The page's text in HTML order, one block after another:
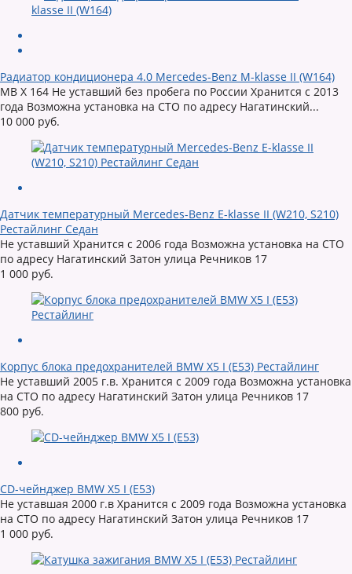
Радиатор кондиционера 4.0 Mercedes-Benz M-klasse II (W164)
MB X 164 Не уставший без пробега по России Хранится с 2013
года Возможна установка на СТО по адресу Нагатинский...
10 000 руб.
Датчик температурный Mercedes-Benz E-klasse II (W210, S210)
Рестайлинг Седан
Не уставший Хранится с 2006 года Возможна установка на СТО
по адресу Нагатинский Затон улица Речников 17
1 000 руб.
Корпус блока предохранителей BMW X5 I (E53) Рестайлинг
Не уставший 2005 г.в. Хранится с 2009 года Возможна установка
на СТО по адресу Нагатинский Затон улица Речников 17
800 руб.
CD-чейнджер BMW X5 I (E53)
Не уставшая 2000 г.в Хранится с 2009 года Возможна установка
на СТО по адресу Нагатинский Затон улица Речников 17
1 000 руб.